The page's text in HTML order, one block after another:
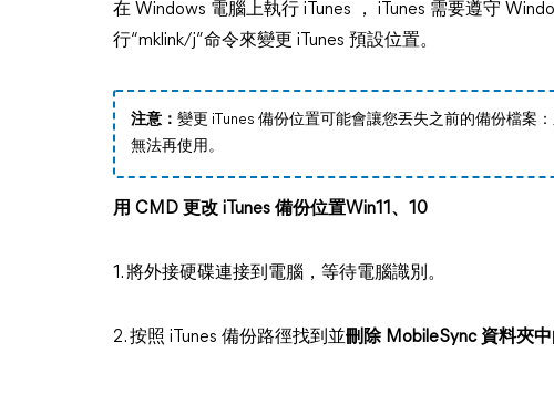
在 Windows 電腦上執行 iTunes ， iTunes 需要遵守
行“mklink/j”命令來變更 iTunes 預設位置。
注意： 變更 iTunes 備份位置可能會讓您丟失之前的備份檔案
無法再使用。
用 CMD 更改 iTunes 備份位置Win11、10
1. 將外接硬碟連接到電腦，等待電腦識別。
2. 按照 iTunes 備份路徑找到並刪除 MobileSync 資料夾